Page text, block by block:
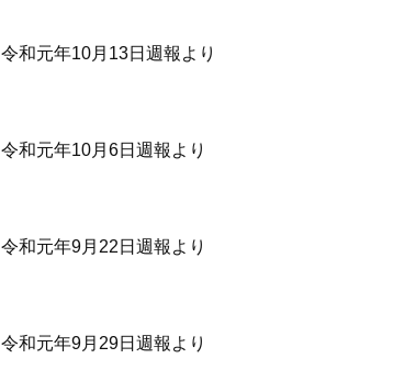
令和元年10月13日週報より
令和元年10月6日週報より
令和元年9月22日週報より
令和元年9月29日週報より